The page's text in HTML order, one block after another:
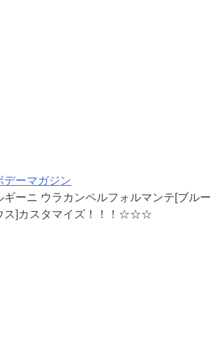
デーマガジン
ギーニ ウラカンペルフォルマンテ[ブルー
ス]カスタマイズ！！！☆☆☆